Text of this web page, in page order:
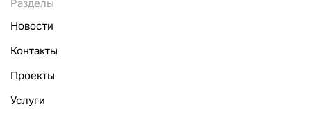
Разделы
Новости
Контакты
Проекты
Услуги